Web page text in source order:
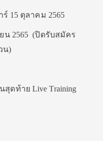
ร์ 15 ตุลาคม 2565
น 2565 (ปิดรับสมัคร
น)
ดท้าย Live Training